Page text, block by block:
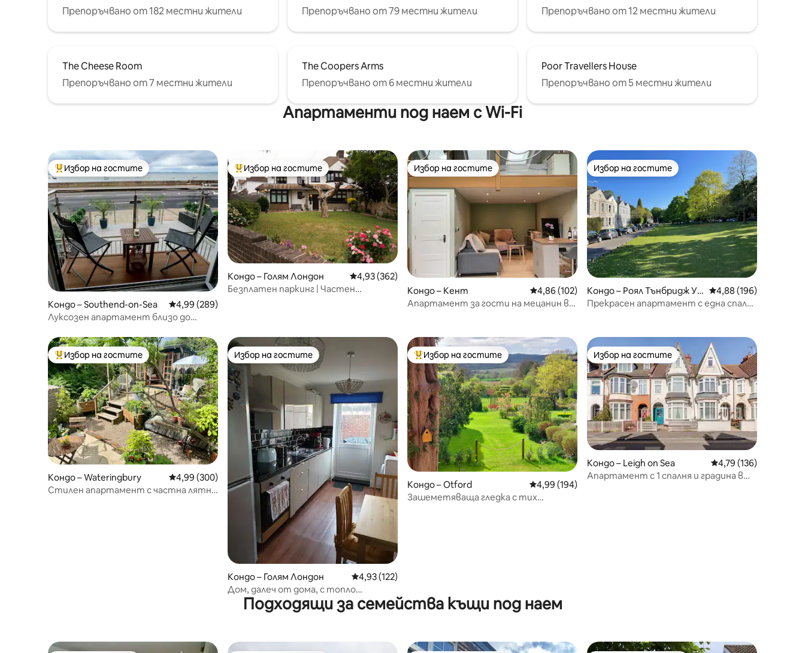
Препоръчвано от 182 местни жители
Препоръчвано от 79 местни жители
Препоръчвано от 12 местни жители
The Cheese Room
Препоръчвано от 7 местни жители
The Coopers Arms
Препоръчвано от 6 местни жители
Poor Travellers House
Препоръчвано от 5 местни жители
Апартаменти под наем с Wi-Fi
Най-популярен избор на гостите
Избор на гостите
Кондо – Southend-on-Sea Средна оценка: 4,99 от 5, 289 отзива
4,99 (289)
Луксозен апартамент близо до
Най-популярен избор на гостите
Избор на гостите
Кондо – Голям Лондон Средна оценка: 4,93 от 5, 362 отзива
4,93 (362)
Безплатен паркинг | Частен
Избор на гостите
Избор на гостите
Кондо – Кент Средна оценка: 4,86 от 5, 102 отзива
4,86 (102)
Апартамент за гости на мецанин в
Избор на гостите
Избор на гостите
Кондо – Роял Тънбридж Уе
лс
Средна оценка: 4,88
4,88 (196)
Прекрасен апартамент с една спалня
Най-популярен избор на гостите
Избор на гостите
Кондо – Wateringbury Средна оценка: 4,99 от 5, 300 отзива
4,99 (300)
Стилен апартамент с частна лятна
Избор на гостите
Избор на гостите
Кондо – Голям Лондон Средна оценка: 4,93 от 5, 122 отзива
4,93 (122)
Дом, далеч от дома, с топло
посрещане
Най-популярен избор на гостите
Избор на гостите
Кондо – Otford Средна оценка: 4,99 от 5, 194 отзива
4,99 (194)
Зашеметяваща гледка с тих
Избор на гостите
Избор на гостите
Кондо – Leigh on Sea Средна оценка: 4,79
4,79 (136)
Апартамент с 1 спалня и градина в
Подходящи за семейства къщи под наем